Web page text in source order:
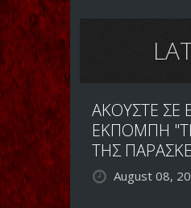
ΕΛΕΝΑ
ΤΩΝ
ΑΚΟΥΣΤΕ
ΕΚΠΟΜΠΗ
ΤΗΣ
August 08,